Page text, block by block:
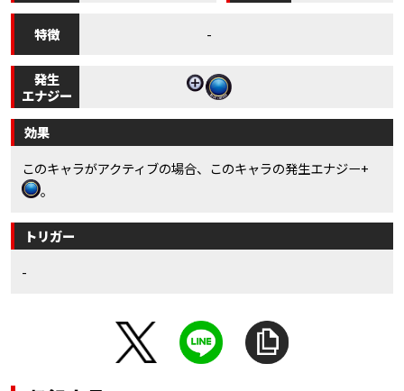
特徴 -
発生
エナジー
効果
このキャラがアクティブの場合、このキャラの発生エナジー+
。
トリガー
-